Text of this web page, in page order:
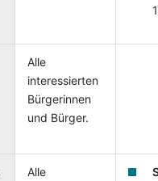
Alle
interessierten
Bürgerinnen
und Bürger.
Alle